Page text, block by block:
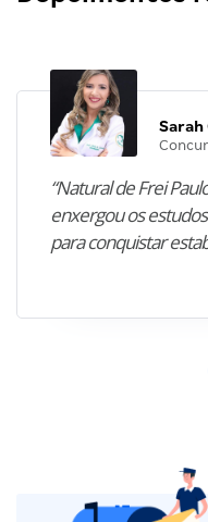
Sarah
“Natural de Frei
enxergou os
para conquistar